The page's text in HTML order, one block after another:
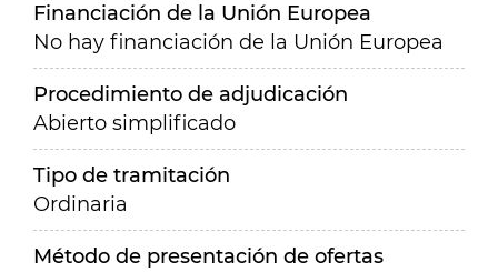
Financiación de la Unión Europea
No hay financiación de la Unión Europea
Procedimiento de adjudicación
Abierto simplificado
Tipo de tramitación
Ordinaria
Método de presentación de ofertas